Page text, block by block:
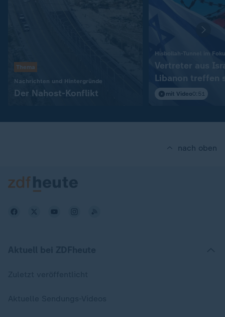
Thema
Nachrichten und Hintergründe
Der Nahost-Konflikt
Hisbollah-Tunnel im
Vertreter aus
Libanon treffen
in Rom
mit Video0:51
nach oben